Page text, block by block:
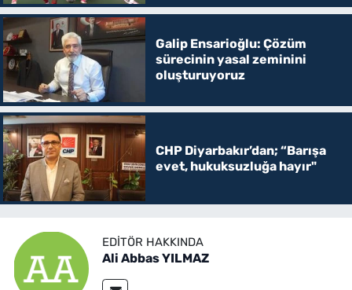
Galip Ensarioğlu: Çözüm
sürecinin yasal zeminini
oluşturuyoruz
CHP Diyarbakır’dan; “Barışa
evet, hukuksuzluğa hayır"
EDITÖR HAKKINDA
Ali Abbas YILMAZ